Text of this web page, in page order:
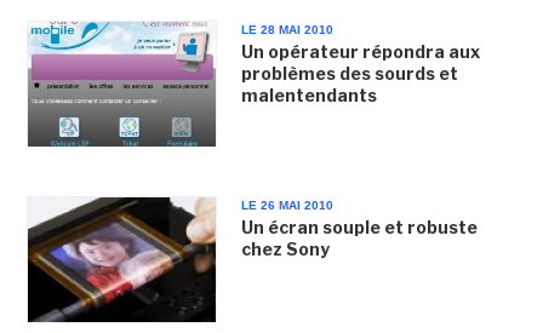
LE 28 MAI 2010
Un opérateur répondra aux
problèmes des sourds et
malentendants
LE 26 MAI 2010
Un écran souple et robuste
chez Sony